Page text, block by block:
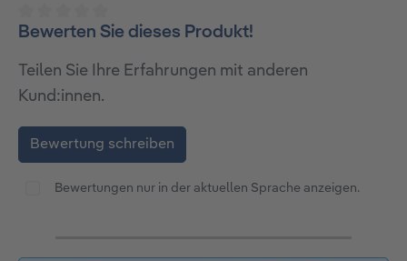
Durchschnittliche Bewertung von 0 von 5 Sternen
Bewerten Sie dieses Produkt!
Teilen Sie Ihre Erfahrungen mit anderen
Kund:innen.
Bewertung schreiben
Bewertungen nur in der aktuellen Sprache anzeigen.